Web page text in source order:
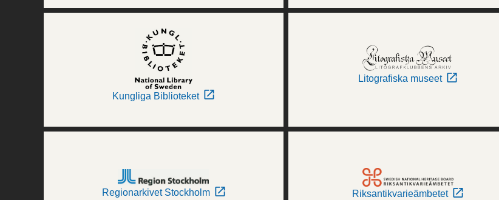
Kungliga Biblioteket
Litografiska museet
Regionarkivet Stockholm Riksantikvarieämbetet